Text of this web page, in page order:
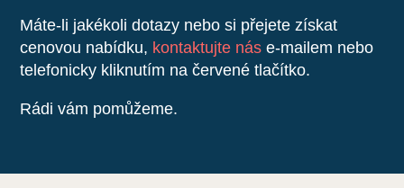
Máte-li jakékoli dotazy nebo si přejete získat
cenovou nabídku, kontaktujte nás e-mailem nebo
telefonicky kliknutím na červené tlačítko.
Rádi vám pomůžeme.